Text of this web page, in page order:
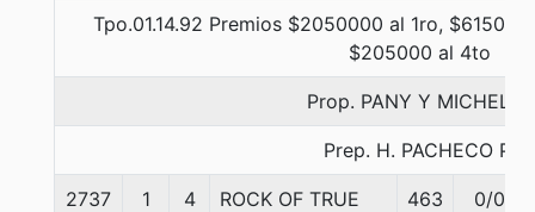
Tpo.01.14.92 Premios $2050000 al 1ro,
$205000 al 4to
Prop. PANY Y MICHELLE
Prep. H. PACHECO P.
2737 1 4 ROCK OF TRUE 463 0/0